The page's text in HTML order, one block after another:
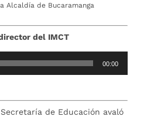
Alcaldía de Bucaramanga
del IMCT
00:00
de Educación avaló